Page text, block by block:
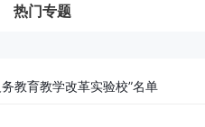
热门专题
教育教学改革实验校”名单